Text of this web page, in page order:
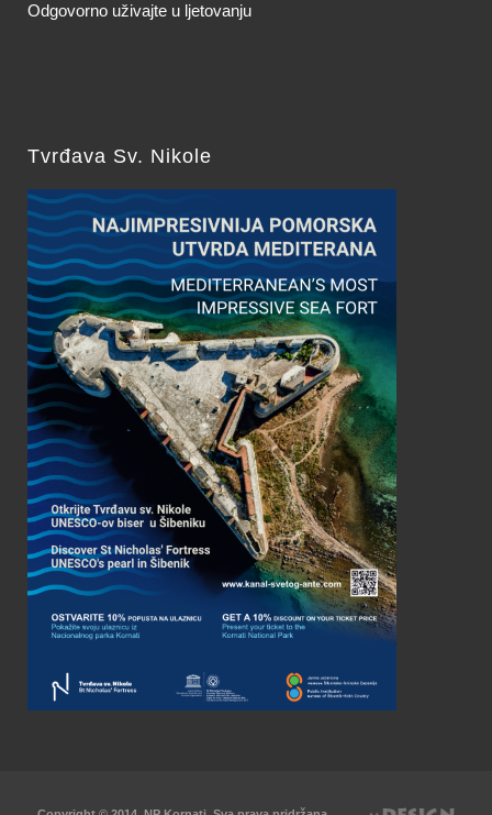
Odgovorno uživajte u ljetovanju
Tvrđava Sv. Nikole